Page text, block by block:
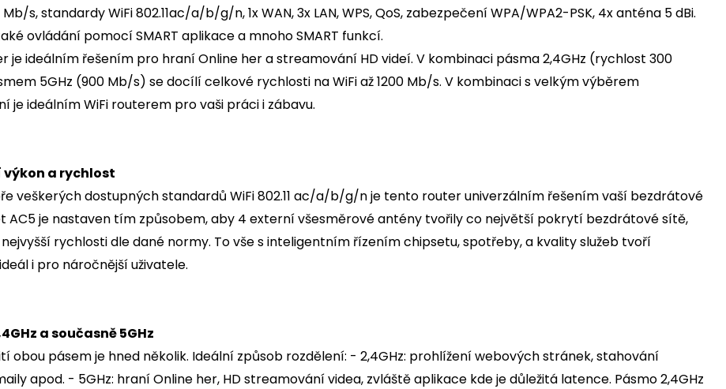
Mb/s, standardy WiFi 802.11ac/a/b/g/n, 1x WAN, 3x LAN, WPS, QoS, zabezpečení WPA/WPA2-PSK, 4x anténa 5 dBi.
ovládání pomocí SMART aplikace a mnoho SMART funkcí.
je ideálním řešením pro hraní Online her a streamování HD videí. V kombinaci pásma 2,4GHz (rychlost 300
5GHz (900 Mb/s) se docílí celkové rychlosti na WiFi až 1200 Mb/s. V kombinaci s velkým výběrem
je ideálním WiFi routerem pro vaši práci i zábavu.
a rychlost
veškerých dostupných standardů WiFi 802.11 ac/a/b/g/n je tento router univerzálním řešením vaší bezdrátové
AC5 je nastaven tím způsobem, aby 4 externí všesměrové antény tvořily co největší pokrytí bezdrátové sítě,
rychlosti dle dané normy. To vše s inteligentním řízením chipsetu, spotřeby, a kvality služeb tvoří
i pro náročnější uživatele.
a současně 5GHz
obou pásem je hned několik. Ideální způsob rozdělení: - 2,4GHz: prohlížení webových stránek, stahování
apod. - 5GHz: hraní Online her, HD streamování videa, zvláště aplikace kde je důležitá latence. Pásmo 2,4GHz